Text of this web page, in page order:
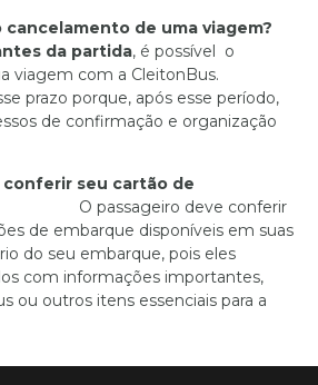
cancelamento de uma viagem?
da partida, é possível o
viagem com a CleitonBus.
prazo porque, após esse período,
de confirmação e organização
seu cartão de
deve conferir
de embarque disponíveis em suas
do seu embarque, pois eles
com informações importantes,
ou outros itens essenciais para a